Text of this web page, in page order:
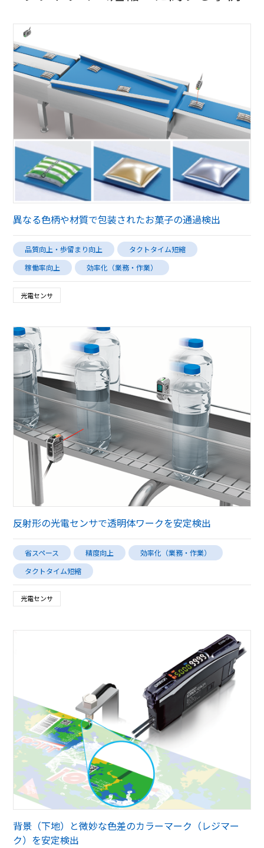
異なる色柄や材質で包装されたお菓子の通過検出
品質向上・歩留まり向上
タクトタイム短縮
稼働率向上
効率化（業務・作業）
光電センサ
反射形の光電センサで透明体ワークを安定検出
省スペース 精度向上
効率化（業務・作業）
タクトタイム短縮
光電センサ
背景（下地）と微妙な色差のカラーマーク（レジマー
ク）を安定検出